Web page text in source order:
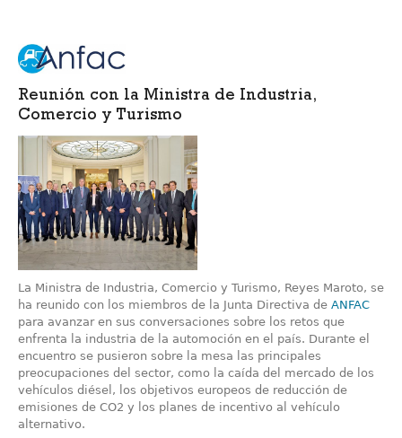
Reunión con la Ministra de Industria,
Comercio y Turismo
La Ministra de Industria, Comercio y Turismo, Reyes Maroto, se
ha reunido con los miembros de la Junta Directiva de ANFAC
para avanzar en sus conversaciones sobre los retos que
enfrenta la industria de la automoción en el país. Durante el
encuentro se pusieron sobre la mesa las principales
preocupaciones del sector, como la caída del mercado de los
vehículos diésel, los objetivos europeos de reducción de
emisiones de CO2 y los planes de incentivo al vehículo
alternativo.